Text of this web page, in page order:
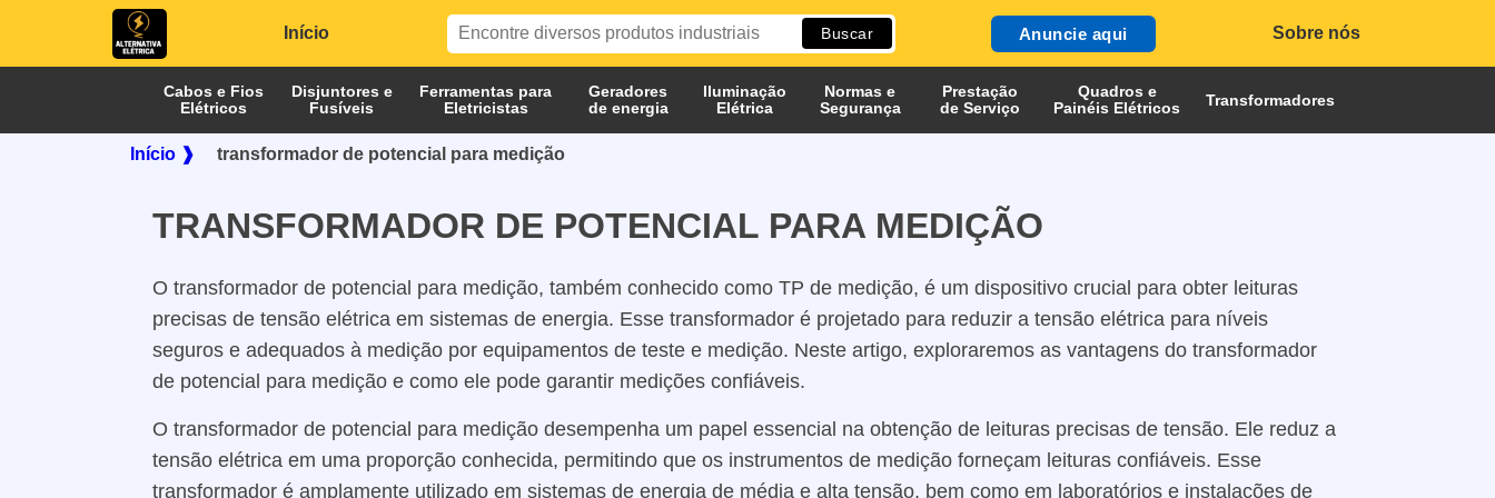
Início Anuncie aqui Sobre nós
Cabos e Fios
Elétricos
Disjuntores e
Fusíveis
Ferramentas para
Eletricistas
Geradores
de energia
Iluminação
Elétrica
Normas e
Segurança
Prestação
de Serviço
Quadros e
Painéis Elétricos
Transformadores
Início ❱ transformador de potencial para medição
TRANSFORMADOR DE POTENCIAL PARA MEDIÇÃO
O transformador de potencial para medição, também conhecido como TP de medição, é um dispositivo crucial para obter leituras
precisas de tensão elétrica em sistemas de energia. Esse transformador é projetado para reduzir a tensão elétrica para níveis
seguros e adequados à medição por equipamentos de teste e medição. Neste artigo, exploraremos as vantagens do transformador
de potencial para medição e como ele pode garantir medições confiáveis.
O transformador de potencial para medição desempenha um papel essencial na obtenção de leituras precisas de tensão. Ele reduz a
tensão elétrica em uma proporção conhecida, permitindo que os instrumentos de medição forneçam leituras confiáveis. Esse
transformador é amplamente utilizado em sistemas de energia de média e alta tensão, bem como em laboratórios e instalações de